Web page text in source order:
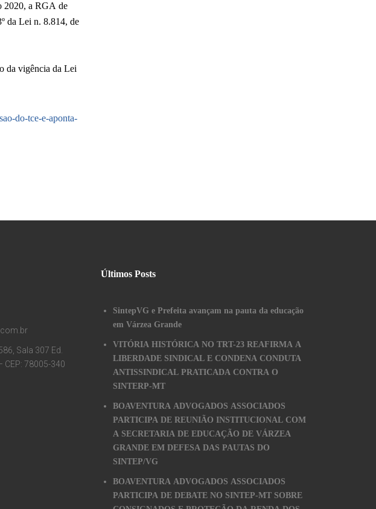
2020, a RGA de
da Lei n. 8.814, de
da vigência da Lei
do-tce-e-aponta-
Sala 307 Ed.
CEP: 78005-340
Últimos Posts
SintepVG e Prefeita avançam na pauta da educação
em Várzea Grande
VITÓRIA HISTÓRICA NO TRT-23 REAFIRMA A
LIBERDADE SINDICAL E CONDENA CONDUTA
ANTISSINDICAL PRATICADA CONTRA O
SINTERP-MT
BOAVENTURA ADVOGADOS ASSOCIADOS
PARTICIPA DE REUNIÃO INSTITUCIONAL COM
A SECRETARIA DE EDUCAÇÃO DE VÁRZEA
GRANDE EM DEFESA DAS PAUTAS DO
SINTEP/VG
BOAVENTURA ADVOGADOS ASSOCIADOS
PARTICIPA DE DEBATE NO SINTEP-MT SOBRE